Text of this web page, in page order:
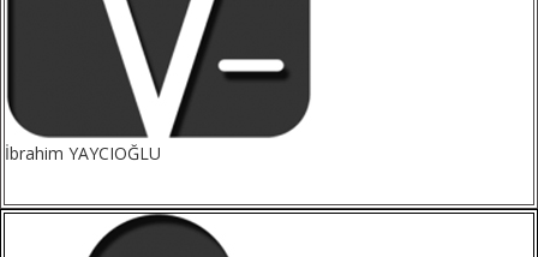
İbrahim YAYCIOĞLU